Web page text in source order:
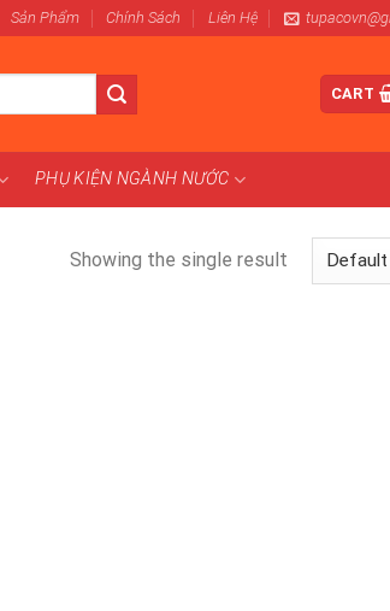
Sản Phẩm Chính Sách Liên Hệ
CART
PHỤ KIỆN NGÀNH NƯỚC
Showing the single result